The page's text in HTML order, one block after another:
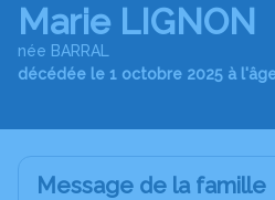
Marie LIGNON
née BARRAL
décédée le 1 octobre 2025 à
Message de la famille